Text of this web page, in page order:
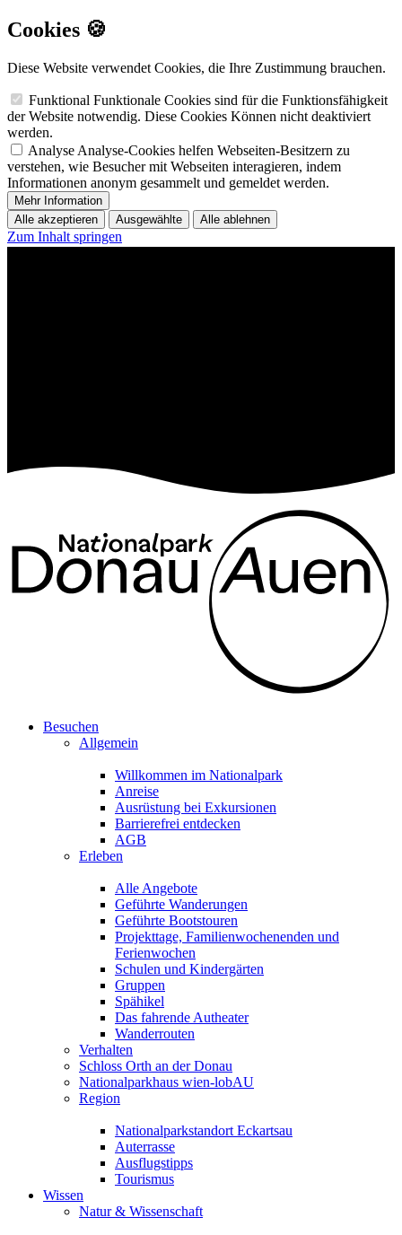
Cookies 🍪
Diese Website verwendet Cookies, die Ihre Zustimmung brauchen.
Funktional Funktionale Cookies sind für die Funktionsfähigkeit
der Website notwendig. Diese Cookies Können nicht deaktiviert
werden.
Analyse Analyse-Cookies helfen Webseiten-Besitzern zu
verstehen, wie Besucher mit Webseiten interagieren, indem
Informationen anonym gesammelt und gemeldet werden.
Mehr Information
Alle akzeptieren
Ausgewählte Alle ablehnen
Zum Inhalt springen
Besuchen
Allgemein
Willkommen im Nationalpark
Anreise
Ausrüstung bei Exkursionen
Barrierefrei entdecken
AGB
Erleben
Alle Angebote
Geführte Wanderungen
Geführte Bootstouren
Projekttage, Familienwochenenden und
Ferienwochen
Schulen und Kindergärten
Gruppen
Spähikel
Das fahrende Autheater
Wanderrouten
Verhalten
Schloss Orth an der Donau
Nationalparkhaus wien-lobAU
Region
Nationalparkstandort Eckartsau
Auterrasse
Ausflugstipps
Tourismus
Wissen
Natur & Wissenschaft